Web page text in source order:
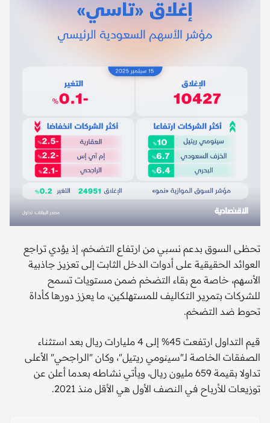
تحظى السوق بدعم نسبي من ارتفاع التضخم، إذ يؤدي تراجع
العوائد الحقيقية على أدوات الدخل الثابت إلى تعزيز جاذبية
الأسهم، خاصة مع بقاء التضخم ضمن مستويات تسمح
للشركات بتمرير التكاليف للمستهلكين، ما يعزز دورها كأداة
تحوط ضد التضخم.
قيم التداول ارتفعت 45% إلى 4 مليارات ريال بعد استثناء
الصفقات الخاصة لـ"سينومي ريتيل"، وكان "الراجحي" الأعلى
تداولا بقيمة 659 مليون ريال، ويأتي نشاطه بعدما أعلن عن
توزيعات للأرباح في النصف الأول هي الأقل منذ 2021.